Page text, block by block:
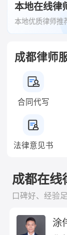
本地在线律
本地优质律师推
成都律师
合同代写
法律意见书
成都在线
口碑好、经验
涂